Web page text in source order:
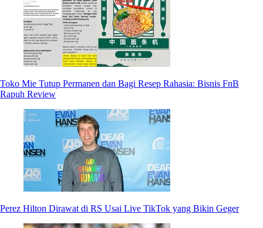
Toko Mie Tutup Permanen dan Bagi Resep Rahasia: Bisnis FnB
Rapuh Review
Perez Hilton Dirawat di RS Usai Live TikTok yang Bikin Geger